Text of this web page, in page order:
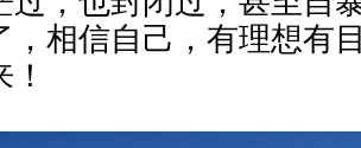
，相信自己，有理想有